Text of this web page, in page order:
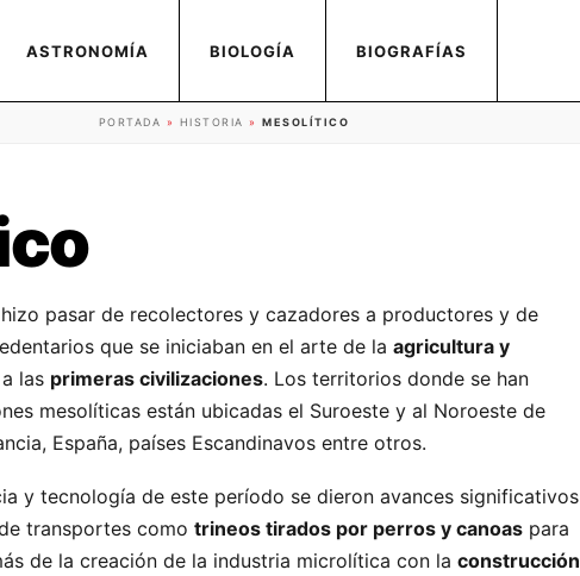
ASTRONOMÍA BIOLOGÍA BIOGRAFÍAS
PORTADA » HISTORIA »MESOLÍTICO
pasar de recolectores y cazadores a productores y de
que se iniciaban en el arte de la agricultura y
las primeras civilizaciones. Los territorios donde se han
mesolíticas están ubicadas el Suroeste y al Noroeste de
España, países Escandinavos entre otros.
y tecnología de este período se dieron avances significativos
transportes como trineos tirados por perros y canoas para
de la creación de la industria microlítica con la construcción